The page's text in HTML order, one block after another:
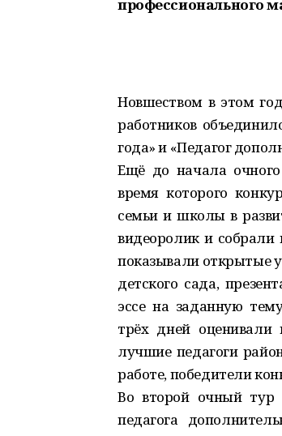
профессионального
Новшеством в этом
работников
года» и «Педагог
Ещё до начала
время которого
семьи и школы в
видеоролик и собрали
показывали открытые
детского сада,
эссе на заданную
трёх дней
лучшие педагоги
работе, победители
Во второй очный тур
педагога